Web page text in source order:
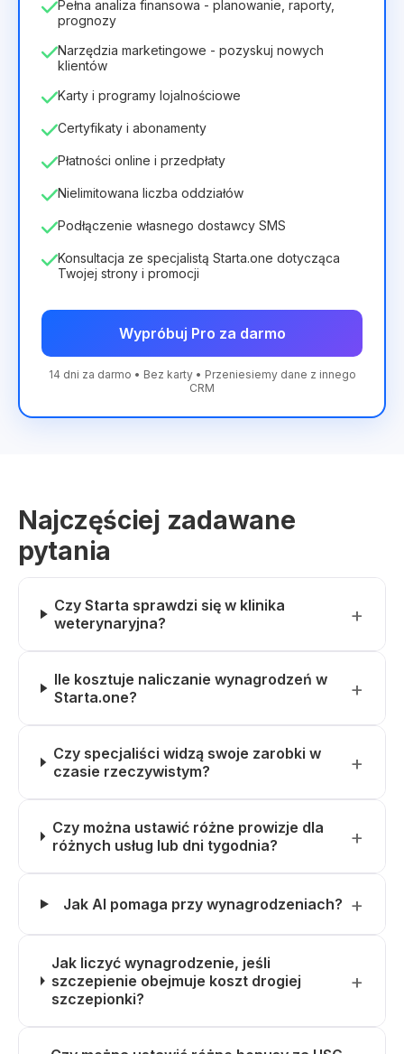
Pełna analiza finansowa - planowanie, raporty,
prognozy
Narzędzia marketingowe - pozyskuj nowych
klientów
Karty i programy lojalnościowe
Certyfikaty i abonamenty
Płatności online i przedpłaty
Nielimitowana liczba oddziałów
Podłączenie własnego dostawcy SMS
Konsultacja ze specjalistą Starta.one dotycząca
Twojej strony i promocji
Wypróbuj Pro za darmo
14 dni za darmo • Bez karty • Przeniesiemy dane z innego
CRM
Najczęściej zadawane
pytania
Czy Starta sprawdzi się w klinika
weterynaryjna?
Ile kosztuje naliczanie wynagrodzeń w
Starta.one?
Czy specjaliści widzą swoje zarobki w
czasie rzeczywistym?
Czy można ustawić różne prowizje dla
różnych usług lub dni tygodnia?
Jak AI pomaga przy wynagrodzeniach?
Jak liczyć wynagrodzenie, jeśli
szczepienie obejmuje koszt drogiej
szczepionki?